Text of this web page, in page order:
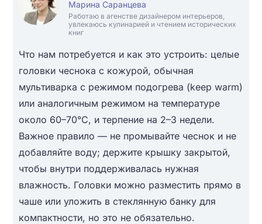
Марина Саранцева
Работаю в агенстве дизайнером интерьеров,
увлекаюсь кулинарией и чтением исторических
книг
Что нам потребуется и как это устроить: целые
головки чеснока с кожурой, обычная
мультиварка с режимом подогрева (keep warm)
или аналогичным режимом на температуре
около 60–70°C, и терпение на 2–3 недели.
Важное правило — не промывайте чеснок и не
добавляйте воду; держите крышку закрытой,
чтобы внутри поддерживалась нужная
влажность. Головки можно разместить прямо в
чаше или уложить в стеклянную банку для
компактности, но это не обязательно.